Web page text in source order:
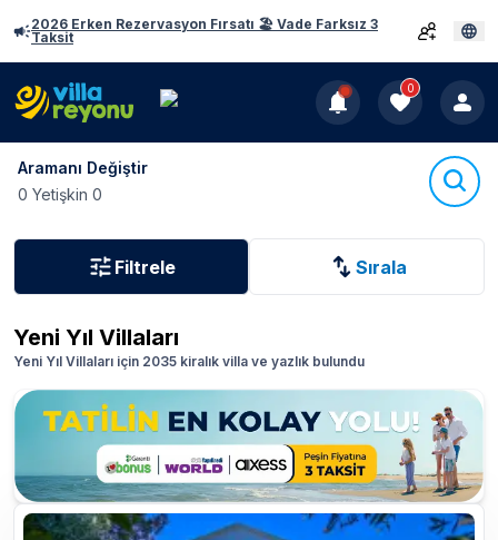
2026 Erken Rezervasyon Fırsatı 🏖️ Vade Farksız 3
Taksit
0
Aramanı Değiştir
0 Yetişkin 0
Filtrele Sırala
Yeni Yıl Villaları
Yeni Yıl Villaları için 2035 kiralık villa ve yazlık bulundu